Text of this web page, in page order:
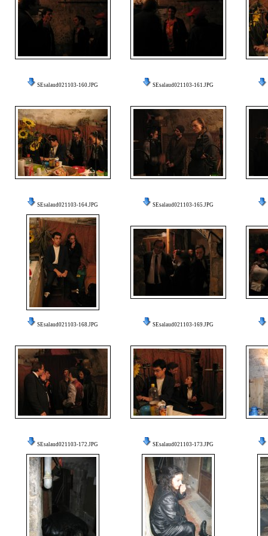
SEsalaud021103-160.JPG SEsalaud021103-161.JPG
SEsalaud021103-164.JPG SEsalaud021103-165.JPG
SEsalaud021103-168.JPG SEsalaud021103-169.JPG
SEsalaud021103-172.JPG SEsalaud021103-173.JPG